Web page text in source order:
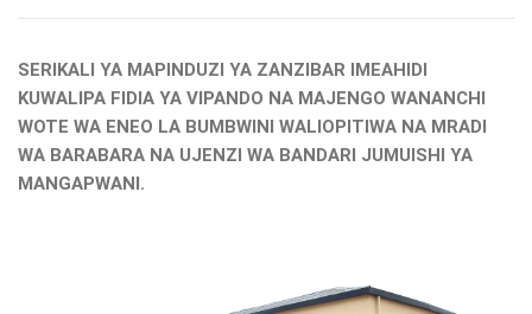
SERIKALI YA MAPINDUZI YA ZANZIBAR IMEAHIDI
KUWALIPA FIDIA YA VIPANDO NA MAJENGO WANANCHI
WOTE WA ENEO LA BUMBWINI WALIOPITIWA NA MRADI
WA BARABARA NA UJENZI WA BANDARI JUMUISHI YA
MANGAPWANI.